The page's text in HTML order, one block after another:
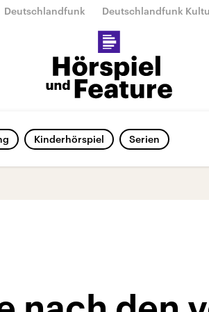
Deutschlandfunk Deutschlandfunk
Kinderhörspiel Serien